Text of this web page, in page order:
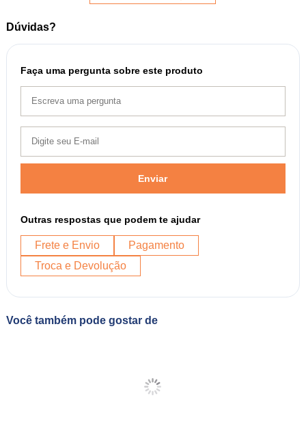
Dúvidas?
Faça uma pergunta sobre este produto
Enviar
Outras respostas que podem te ajudar
Frete e Envio
Pagamento
Troca e Devolução
Você também pode gostar de